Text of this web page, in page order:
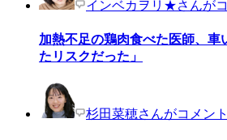
インベカヲリ★さんが
加熱不足の鶏肉食べた医師、車
たリスクだった」
杉田菜穂さんがコメン